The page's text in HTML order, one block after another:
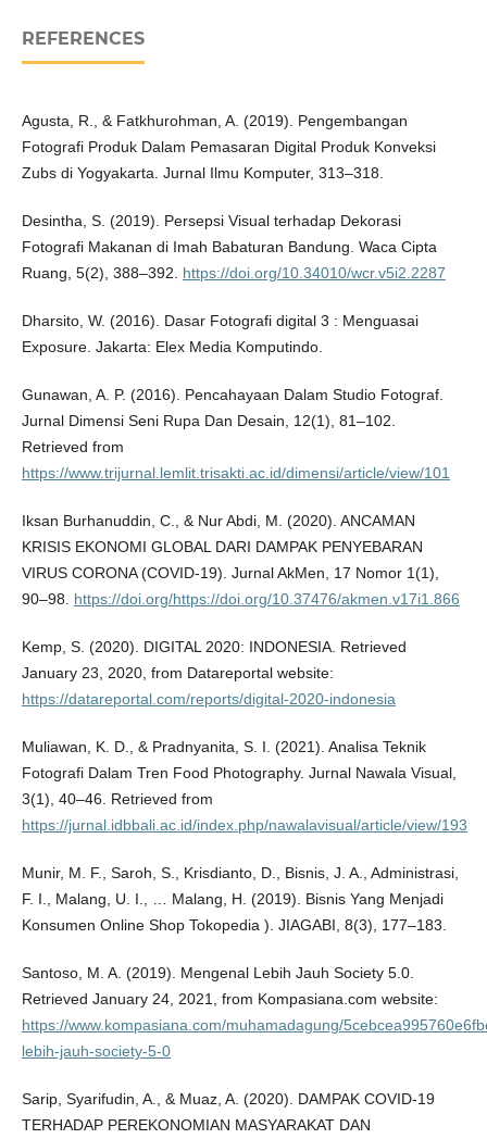
REFERENCES
Agusta, R., & Fatkhurohman, A. (2019). Pengembangan
Fotografi Produk Dalam Pemasaran Digital Produk Konveksi
Zubs di Yogyakarta. Jurnal Ilmu Komputer, 313–318.
Desintha, S. (2019). Persepsi Visual terhadap Dekorasi
Fotografi Makanan di Imah Babaturan Bandung. Waca Cipta
Ruang, 5(2), 388–392. https://doi.org/10.34010/wcr.v5i2.2287
Dharsito, W. (2016). Dasar Fotografi digital 3 : Menguasai
Exposure. Jakarta: Elex Media Komputindo.
Gunawan, A. P. (2016). Pencahayaan Dalam Studio Fotograf.
Jurnal Dimensi Seni Rupa Dan Desain, 12(1), 81–102.
Retrieved from
https://www.trijurnal.lemlit.trisakti.ac.id/dimensi/article/view/101
Iksan Burhanuddin, C., & Nur Abdi, M. (2020). ANCAMAN
KRISIS EKONOMI GLOBAL DARI DAMPAK PENYEBARAN
VIRUS CORONA (COVID-19). Jurnal AkMen, 17 Nomor 1(1),
90–98. https://doi.org/https://doi.org/10.37476/akmen.v17i1.866
Kemp, S. (2020). DIGITAL 2020: INDONESIA. Retrieved
January 23, 2020, from Datareportal website:
https://datareportal.com/reports/digital-2020-indonesia
Muliawan, K. D., & Pradnyanita, S. I. (2021). Analisa Teknik
Fotografi Dalam Tren Food Photography. Jurnal Nawala Visual,
3(1), 40–46. Retrieved from
https://jurnal.idbbali.ac.id/index.php/nawalavisual/article/view/193
Munir, M. F., Saroh, S., Krisdianto, D., Bisnis, J. A., Administrasi,
F. I., Malang, U. I., … Malang, H. (2019). Bisnis Yang Menjadi
Konsumen Online Shop Tokopedia ). JIAGABI, 8(3), 177–183.
Santoso, M. A. (2019). Mengenal Lebih Jauh Society 5.0.
Retrieved January 24, 2021, from Kompasiana.com website:
https://www.kompasiana.com/muhamadagung/
lebih-jauh-society-5-0
Sarip, Syarifudin, A., & Muaz, A. (2020). DAMPAK COVID-19
TERHADAP PEREKONOMIAN MASYARAKAT DAN